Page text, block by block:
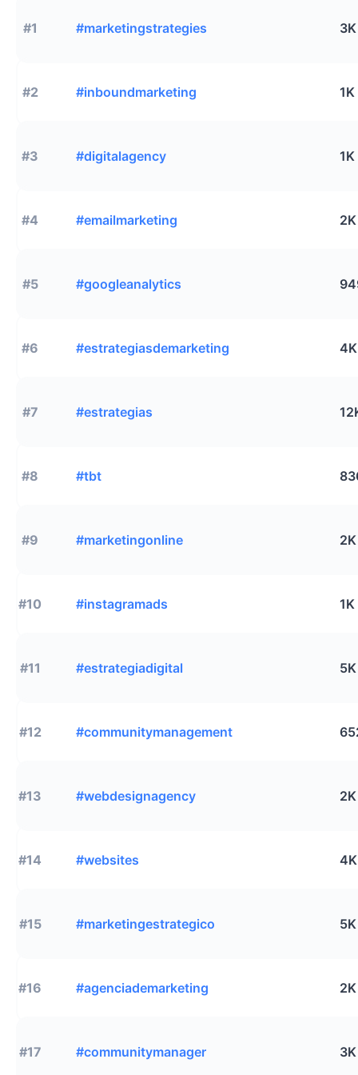
#1 #marketingstrategies 3K
#2 #inboundmarketing 1K
#3 #digitalagency 1K
#4 #emailmarketing 2K
#5 #googleanalytics
#6 #estrategiasdemarketing 4K
#7 #estrategias
#8 #tbt
#9 #marketingonline 2K
#10 #instagramads 1K
#11 #estrategiadigital 5K
#12 #communitymanagement
#13 #webdesignagency 2K
#14 #websites 4K
#15 #marketingestrategico 5K
#16 #agenciademarketing 2K
#17 #communitymanager 3K